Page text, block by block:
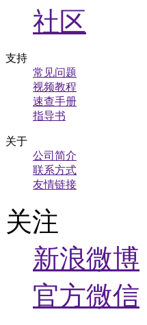
社区
支持
常见问题
视频教程
速查手册
指导书
关于
公司简介
联系方式
友情链接
关注
新浪微博
官方微信